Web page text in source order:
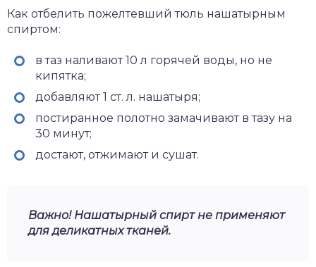
Как отбелить пожелтевший тюль нашатырным
спиртом:
в таз наливают 10 л горячей воды, но не
кипятка;
добавляют 1 ст. л. нашатыря;
постиранное полотно замачивают в тазу на
30 минут;
достают, отжимают и сушат.
Важно! Нашатырный спирт не применяют
для деликатных тканей.